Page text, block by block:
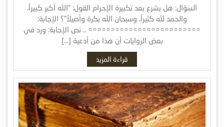
السؤال: هل يشرع بعد تكبيرة الإحرام القول: “الله أكبر كبيراً،
والحمد لله كثيراً، وسبحان الله بكرة وأصيلاً”؟ الإجابة:
========================= .. نص الإجابة: ورد في
بعض الروايات أن هذا من أدعية […]
قراءة المزيد